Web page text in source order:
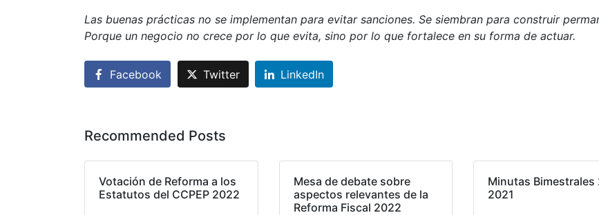
Las buenas prácticas no se implementan para evitar sanciones. Se siembran para construir
Porque un negocio no crece por lo que evita, sino por lo que fortalece en su forma de actuar.
Facebook Twitter LinkedIn
Recommended Posts
Votación de Reforma a los
Estatutos del CCPEP 2022
Mesa de debate sobre
aspectos relevantes de la
Reforma Fiscal 2022
Minutas
2021